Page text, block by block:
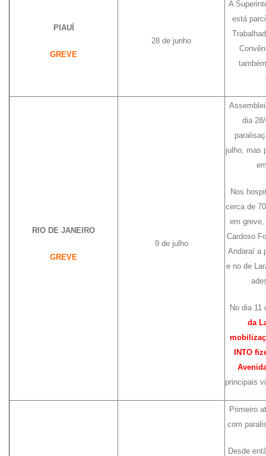
PIAUÍ
GREVE
28 de junho
A
está
RIO DE JANEIRO
GREVE
9 de julho
dia
julho, mas
Nos
cerca de
em
Cardoso
Andaraí a
e no de
No dia
da
INTO
principais
Primeiro
com
Desde